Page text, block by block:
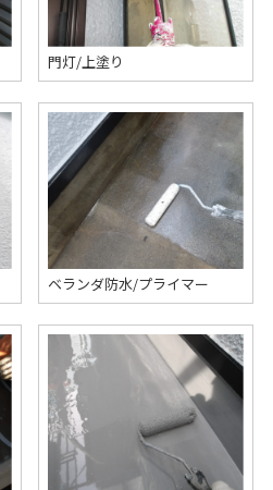
門灯/上塗り
ベランダ防水/プライマー